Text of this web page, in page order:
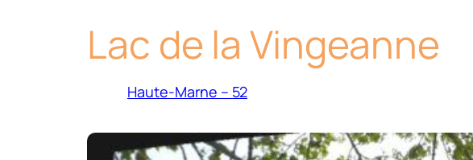
Lac de la Vingeanne
Haute-Marne – 52